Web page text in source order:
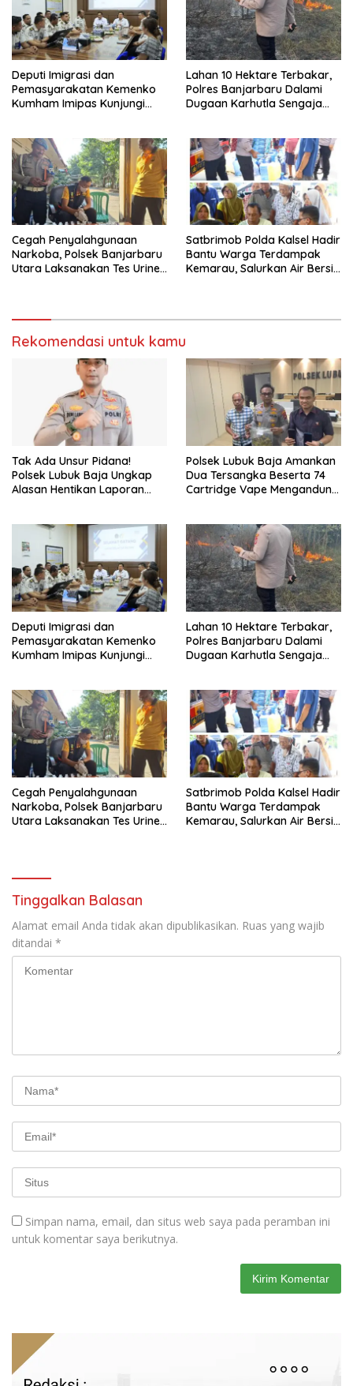
Deputi Imigrasi dan
Pemasyarakatan Kemenko
Kumham Imipas Kunjungi
Lahan 10 Hektare Terbakar,
Polres Banjarbaru Dalami
Dugaan Karhutla Sengaja
Cegah Penyalahgunaan
Narkoba, Polsek Banjarbaru
Utara Laksanakan Tes Urine
Satbrimob Polda Kalsel Hadir
Bantu Warga Terdampak
Kemarau, Salurkan Air Bersih
Rekomendasi untuk kamu
Tak Ada Unsur Pidana!
Polsek Lubuk Baja Ungkap
Alasan Hentikan Laporan
Polsek Lubuk Baja Amankan
Dua Tersangka Beserta 74
Cartridge Vape Mengandung
Deputi Imigrasi dan
Pemasyarakatan Kemenko
Kumham Imipas Kunjungi
Lahan 10 Hektare Terbakar,
Polres Banjarbaru Dalami
Dugaan Karhutla Sengaja
Cegah Penyalahgunaan
Narkoba, Polsek Banjarbaru
Utara Laksanakan Tes Urine
Satbrimob Polda Kalsel Hadir
Bantu Warga Terdampak
Kemarau, Salurkan Air Bersih
Tinggalkan Balasan
Alamat email Anda tidak akan dipublikasikan. Ruas yang wajib
ditandai *
Simpan nama, email, dan situs web saya pada peramban ini
untuk komentar saya berikutnya.